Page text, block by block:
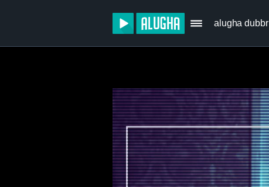
alugha dubbr